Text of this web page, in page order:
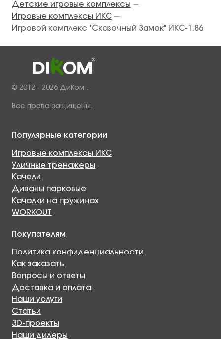
Детские игровые комплексы —
Игровые комплексы ИКС —
Игровой комплекс "Сказочный Замок" ИКС-1.86
© 2012 - 2026 ДиКом .
Все права защищены.
Популярные категории
Игровые комплексы ИКС
Уличные тренажеры
Качели
Диваны парковые
Качалки на пружинах
WORKOUT
Покупателям
Политика конфиденциальности
Как заказать
Вопросы и ответы
Доставка и оплата
Наши услуги
Статьи
3D-проекты
Наши дилеры